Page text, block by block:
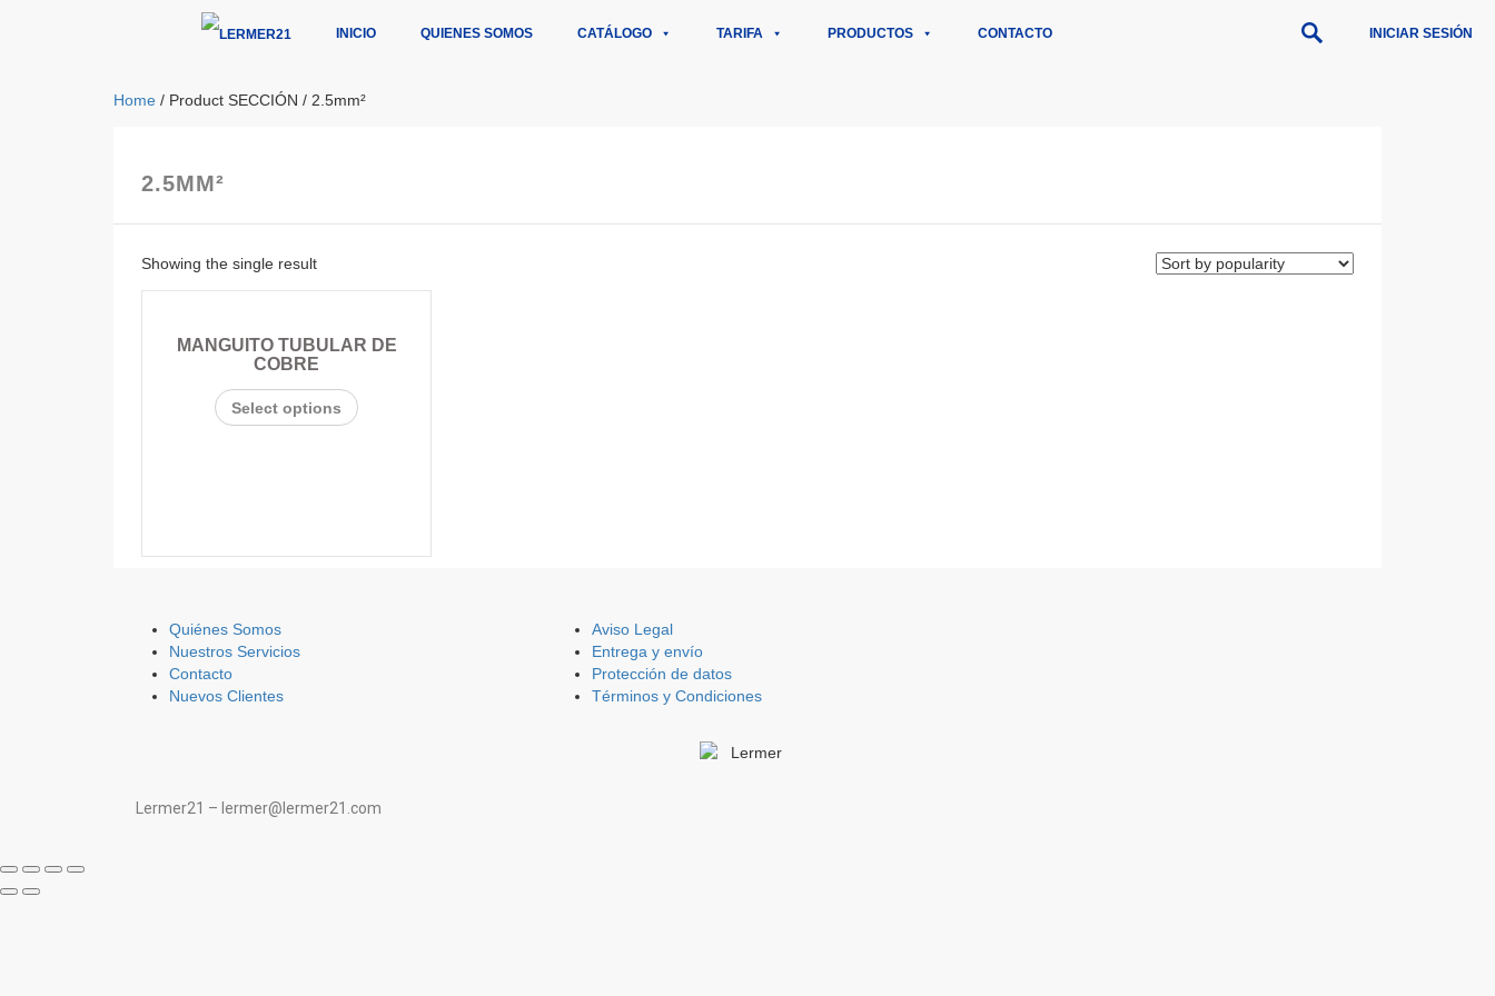
INICIO QUIENES SOMOS CATÁLOGO TARIFA PRODUCTOS CONTACTO INICIAR SESIÓN
Home / Product SECCIÓN / 2.5mm²
2.5MM²
Showing the single result
MANGUITO TUBULAR DE
COBRE
Select options
Quiénes Somos
Nuestros Servicios
Contacto
Nuevos Clientes
Aviso Legal
Entrega y envío
Protección de datos
Términos y Condiciones
Lermer21 – lermer@lermer21.com